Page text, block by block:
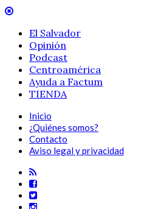
El Salvador
Opinión
Podcast
Centroamérica
Ayuda a Factum
TIENDA
Inicio
¿Quiénes somos?
Contacto
Aviso legal y privacidad